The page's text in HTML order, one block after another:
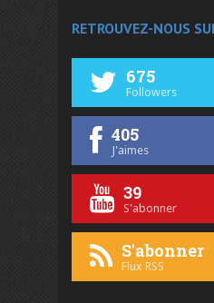
RETROUVEZ-NOUS
675
Followers
405
J'aimes
39
S'abonner
S'abonner
Flux RSS